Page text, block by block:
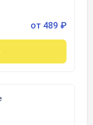
от 489 ₽